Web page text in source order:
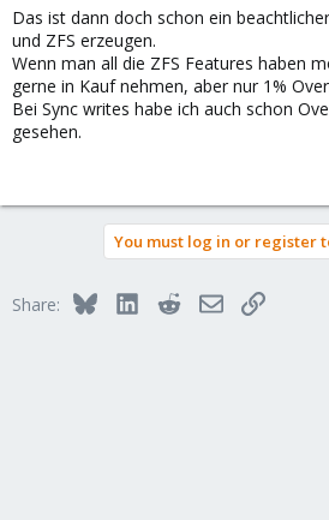
Das ist dann doch schon ein
und ZFS erzeugen.
Wenn man all die ZFS Features haben
gerne in Kauf nehmen, aber nur 1%
Bei Sync writes habe ich auch schon
gesehen.
You must log in or register
Share: BlueskyLinkedInRedditEmailLink